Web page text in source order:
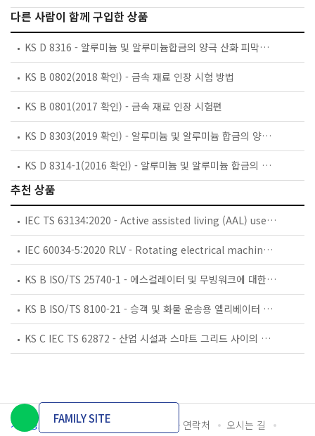
다른 사람이 함께 구입한 상품
KS D 8316 - 알루미늄 및 알루미늄합금의 양극 산화 피막의 내식성 시험방법
KS B 0802(2018 확인) - 금속 재료 인장 시험 방법
KS B 0801(2017 확인) - 금속 재료 인장 시험편
KS D 8303(2019 확인) - 알루미늄 및 알루미늄 합금의 양극 산화 도장 복합 피막
KS D 8314-1(2016 확인) - 알루미늄 및 알루미늄 합금의 양극 산화 피막의 내마모성 시험방법－제1부：왕복 운동 평면 마모 시험
추천 상품
IEC TS 63134:2020 - Active assisted living (AAL) use cases
IEC 60034-5:2020 RLV - Rotating electrical machines - Part 5: Degrees of protection provided by the integral design of rotating electrical machines (IP code) - Classification
KS B ISO/TS 25740-1 - 에스컬레이터 및 무빙워크에 대한 안전요건 — 제1부: 세계공통 필수 안전요건(GESRs)
KS B ISO/TS 8100-21 - 승객 및 화물 운송용 엘리베이터 —제21부: 세계공통 필수안전요건(GESRs)을 충족하는 세계공통 안전 파라미터(GSPs)
KS C IEC TS 62872 - 산업 시설과 스마트 그리드 사이의 산업 공정 측정, 제어 및 자동화 시스템 인터페이스
개인정보처리방침 이용약관 담당자 연락처 오시는 길
FAMILY SITE